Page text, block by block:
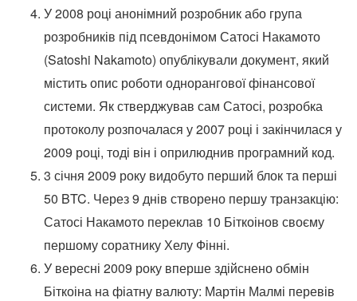
У 2008 році анонімний розробник або група
розробників під псевдонімом Сатосі Накамото
(Satoshi Nakamoto) опублікували документ, який
містить опис роботи однорангової фінансової
системи. Як стверджував сам Сатосі, розробка
протоколу розпочалася у 2007 році і закінчилася у
2009 році, тоді він і оприлюднив програмний код.
3 січня 2009 року видобуто перший блок та перші
50 BTC. Через 9 днів створено першу транзакцію:
Сатосі Накамото переклав 10 Біткоінов своєму
першому соратнику Хелу Фінні.
У вересні 2009 року вперше здійснено обмін
Біткоіна на фіатну валюту: Мартін Малмі перевів